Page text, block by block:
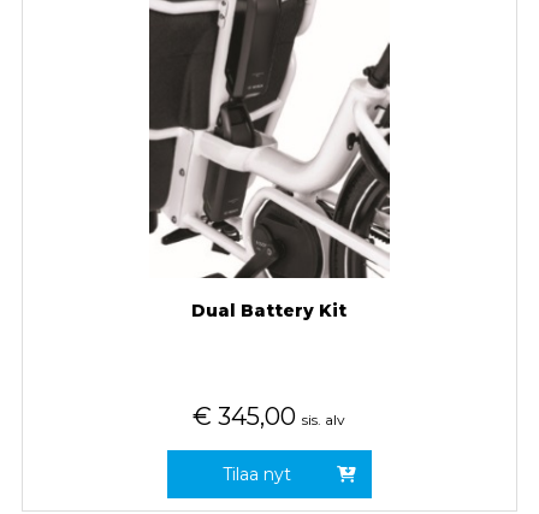
Dual Battery Kit
€ 345,00 sis. alv
Tilaa nyt